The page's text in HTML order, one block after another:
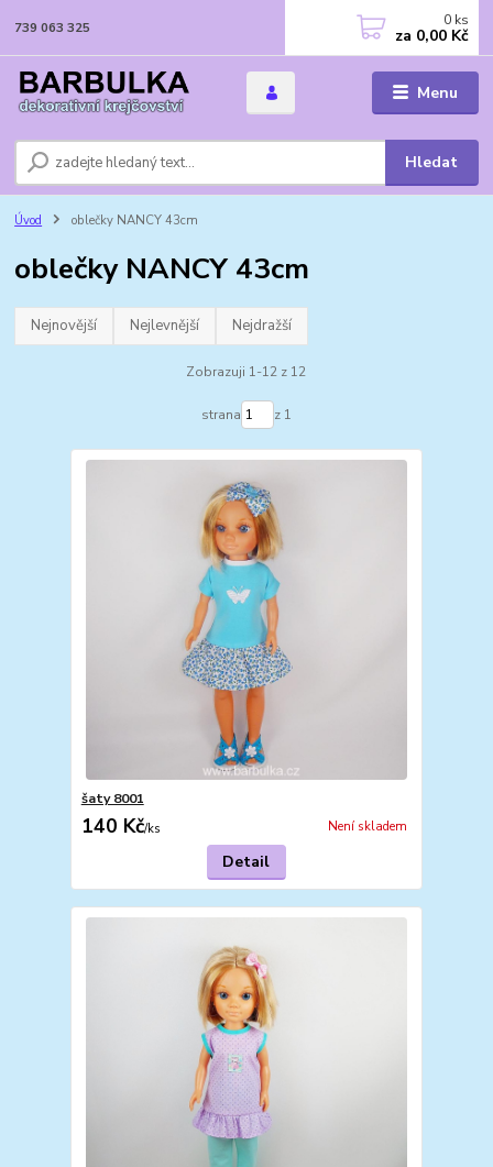
Menu
Hledat
739 063 325 0 ks
za 0,00 Kč
Úvod oblečky NANCY 43cm
oblečky NANCY 43cm
Nejnovější Nejlevnější Nejdražší
Zobrazuji 1-12 z 12
strana z 1
šaty 8001
140 Kč/ks Není skladem
Detail